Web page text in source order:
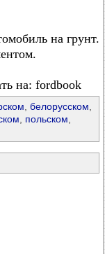
на грунт.
на: fordbook
белорусском
польском